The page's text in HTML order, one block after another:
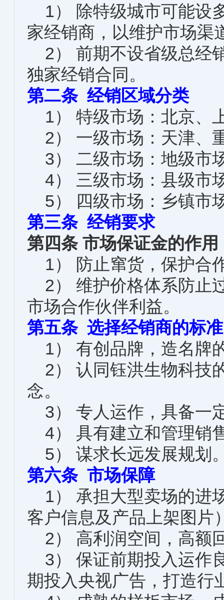
1） 除特级城市可能设
家经销商，以维护市场渠
2） 前期不设省级总经
独家经销合同。
第二条 经销区域分类
1） 特级市场：北京、
2） 一级市场：天津、
3） 二级市场：地级市
4） 三级市场：县级市
5） 四级市场：乡镇市
第三条 经销要求
第四条 市场保证金的作用
1） 防止窜货，保护合
2） 维护价格体系防止
市场合作伙伴利益。
第五条 选择经销商的标准
1） 有创品牌，造名牌
2） 认同钰洪生物科技
念。
3） 专人运作，具备一
4） 具有建立和管理销
5） 谋求长远发展规划
第六条 市场保障
1） 承担大型卖场的进
客户信息及产品上架图片
2） 高利润空间，高额
3） 保证前期投入运作
期投入央视广告，打造行